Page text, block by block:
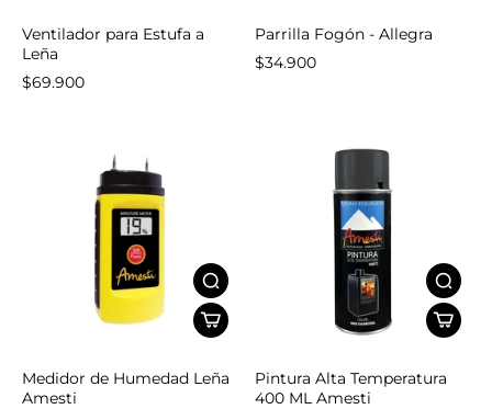
Ventilador para Estufa a
Leña
$69.900
Parrilla Fogón - Allegra
$34.900
Medidor de Humedad Leña
Amesti
Pintura Alta Temperatura
400 ML Amesti